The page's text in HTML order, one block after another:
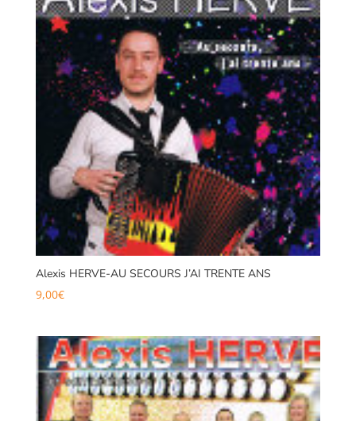
Alexis HERVE-AU SECOURS J’AI TRENTE ANS
9,00€